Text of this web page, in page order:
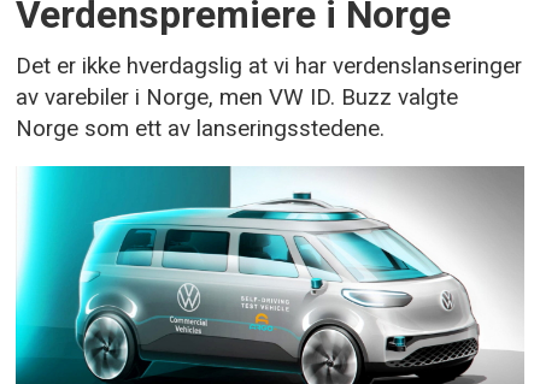
Verdenspremiere i Norge
Det er ikke hverdagslig at vi har verdenslanseringer
av varebiler i Norge, men VW ID. Buzz valgte
Norge som ett av lanseringsstedene.